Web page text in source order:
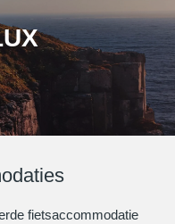
fietsaccommodatie